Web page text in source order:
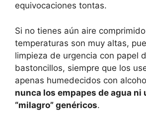
equivocaciones tontas.
Si no tienes aún aire
temperaturas son muy altas,
limpieza de urgencia con papel
bastoncillos, siempre que los
apenas humedecidos con
nunca los empapes de agua ni
“milagro” genéricos.